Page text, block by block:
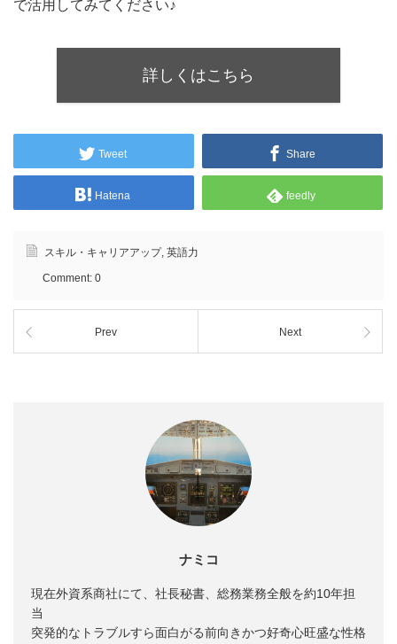
で活用してみてください♪
詳しくはこちら
Tweet Share
Hatena feedly
スキル・キャリアアップ, 英語力
Comment: 0
Prev Next
ナミコ
現在外資系商社にて、社長秘書、総務業務全般を約10年担
当
突発的なトラブルすら面白がる前向きかつ好奇心旺盛な性格